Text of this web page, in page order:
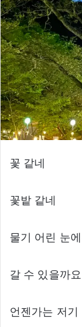
꽃 같네
꽃밭 같네
물기 어린 눈
갈 수 있을까요
언젠가는 저기